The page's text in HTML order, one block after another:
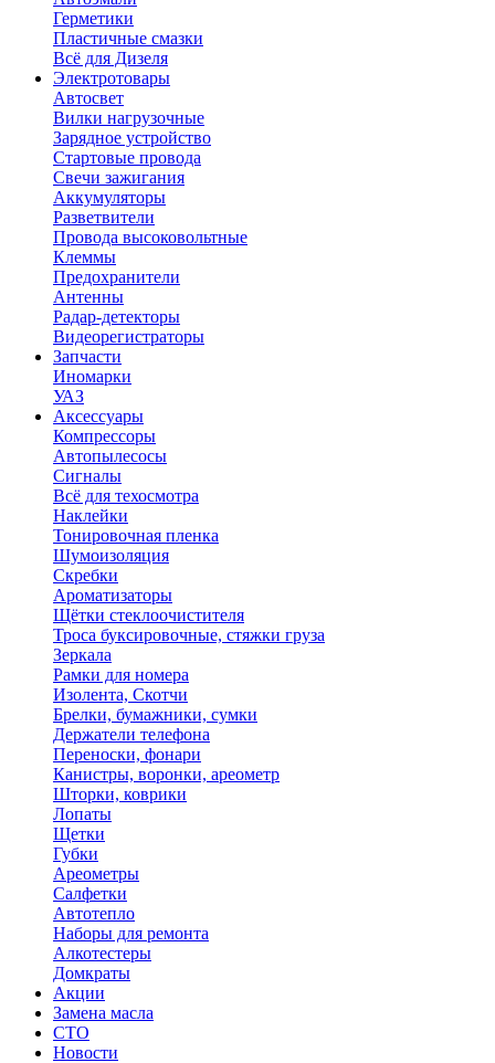
Герметики
Пластичные смазки
Всё для Дизеля
Электротовары
Автосвет
Вилки нагрузочные
Зарядное устройство
Стартовые провода
Свечи зажигания
Аккумуляторы
Разветвители
Провода высоковольтные
Клеммы
Предохранители
Антенны
Радар-детекторы
Видеорегистраторы
Запчасти
Иномарки
УАЗ
Аксесcуары
Компрессоры
Автопылесосы
Сигналы
Всё для техосмотра
Наклейки
Тонировочная пленка
Шумоизоляция
Скребки
Ароматизаторы
Щётки стеклоочистителя
Троса буксировочные, стяжки груза
Зеркала
Рамки для номера
Изолента, Скотчи
Брелки, бумажники, сумки
Держатели телефона
Переноски, фонари
Канистры, воронки, ареометр
Шторки, коврики
Лопаты
Щетки
Губки
Ареометры
Салфетки
Автотепло
Наборы для ремонта
Алкотестеры
Домкраты
Акции
Замена масла
СТО
Новости